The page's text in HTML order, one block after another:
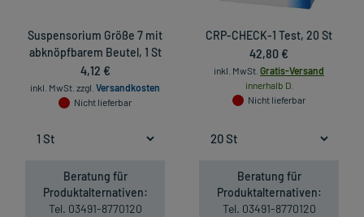
Suspensorium Größe 7 mit
abknöpfbarem Beutel, 1 St
4,12 €
inkl. MwSt. zzgl. Versandkosten
Nicht lieferbar
Beratung für
Produktalternativen:
Tel. 03491-8770120
CRP-CHECK-1 Test, 20 St
42,80 €
inkl. MwSt. Gratis-Versand
innerhalb D.
Nicht lieferbar
Beratung für
Produktalternativen:
Tel. 03491-8770120